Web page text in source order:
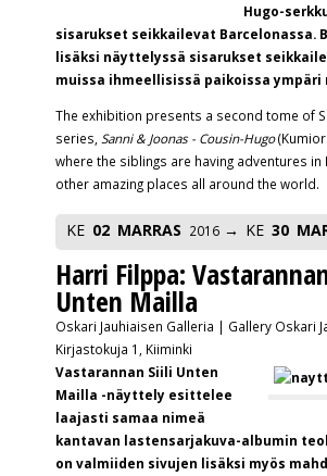
Hugo-
sisarukset seikkailevat Barcelonassa.
lisäksi näyttelyssä sisarukset
muissa ihmeellisissä paikoissa ympäri
The exhibition presents a second tome of
series, Sanni & Joonas - Cousin-Hugo
where the siblings are having adventures in
other amazing places all around the world.
KE 02 MARRAS 2016 KE 30
Harri Filppa:
Unten Mailla
Oskari Jauhiaisen Galleria | Gallery Oskari
Kirjastokuja 1, Kiiminki
Vastarannan Siili Unten
Mailla -näyttely esittelee
laajasti samaa nimeä
kantavan lastensarjakuva-albumin
on valmiiden sivujen lisäksi myös